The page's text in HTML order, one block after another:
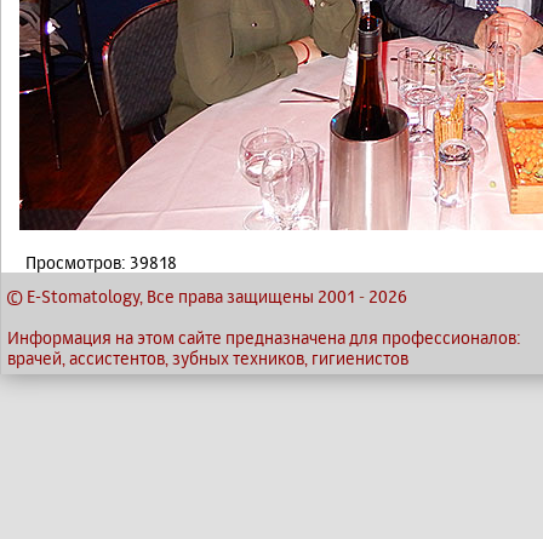
Просмотров: 39818
© E-Stomatology, Все права защищены 2001 - 2026
Информация на этом сайте предназначена для профессионалов:
врачей, ассистентов, зубных техников, гигиенистов